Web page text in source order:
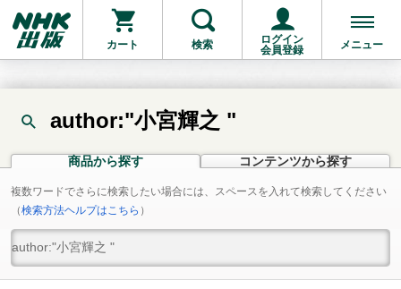
カート 検索
ログイン
会員登録
メニュー
author:"小宮輝之 "
商品から探す コンテンツから探す
複数ワードでさらに検索したい場合には、スペースを入れて検索してください
（検索方法ヘルプはこちら ）